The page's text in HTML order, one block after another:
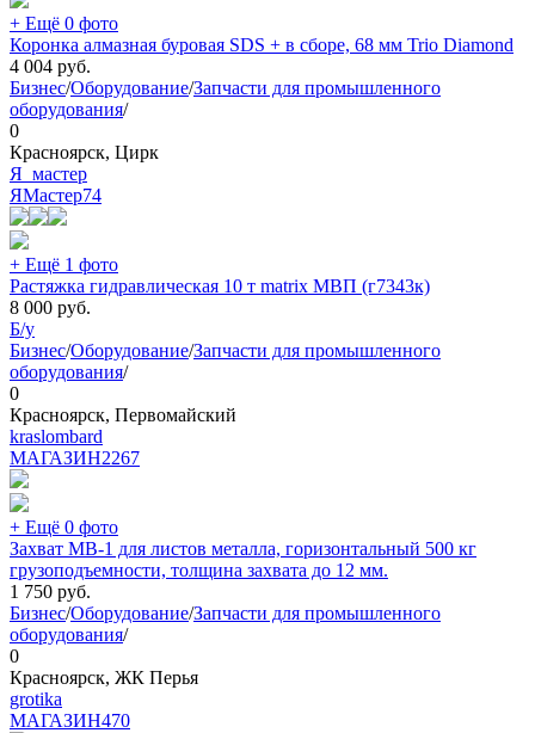
+ Ещё 0 фото
Коронка алмазная буровая SDS + в сборе, 68 мм Trio Diamond
4 004 руб.
Бизнес/Оборудование/Запчасти для промышленного
оборудования/
0
Красноярск, Цирк
Я_мастер
ЯМастер74
+ Ещё 1 фото
Растяжка гидравлическая 10 т matrix МВП (г7343к)
8 000 руб.
Б/у
Бизнес/Оборудование/Запчасти для промышленного
оборудования/
0
Красноярск, Первомайский
kraslombard
МАГАЗИН2267
+ Ещё 0 фото
Захват МВ-1 для листов металла, горизонтальный 500 кг
грузоподъемности, толщина захвата до 12 мм.
1 750 руб.
Бизнес/Оборудование/Запчасти для промышленного
оборудования/
0
Красноярск, ЖК Перья
grotika
МАГАЗИН470